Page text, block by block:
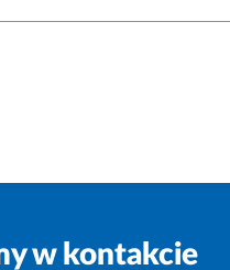
w kontakcie